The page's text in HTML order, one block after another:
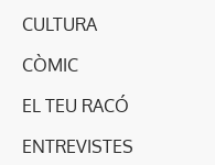
CULTURA
CÒMIC
EL TEU RACÓ
ENTREVISTES